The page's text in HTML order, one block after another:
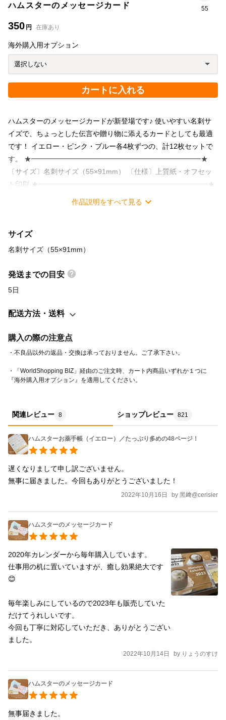
ハムスターのメッセージカード
350 円 在庫あり
55
海外購入用オプション
カートに入れる
ハムスターのメッセージカードが新登場です♪ 使いやすい名刺サ
イズで、ちょっとした伝言や贈り物に添えるカードとしても最適
です！ イエロー・ピンク・ブルー各4枚ずつの、計12枚セットで
す。 ★━━━━━━━━━━━━━━━━━━━━━━━━★
〔サイズ〕名刺サイズ（55×91mm） 〔仕様〕上質紙・オフセッ
ト印刷 ★━━━━━━━━━━━━━━━━━━━━━━━━★
作品説明をすべて見る
サイズ
名刺サイズ（55×91mm）
発送までの目安
5日
配送方法・送料
購入の際の注意点
・「WorldShopping BIZ」経由のご注文時、カート内商品いずれか１つに
『海外購入用オプション』を適用してください。
関連レビュー 8 ショップレビュー 821
ハムスターお薬手帳（イエロー）／たっぷり多めの48ページ！
遅くなりまして申し訳ございません。
無事に届きました。今回もありがとうございました！
2022年10月16日 by 黑﨑@cerisier
ハムスターのメッセージカード
2020年カレンダーから毎年購入しています。
仕事用の机に置いていますが、癒し効果絶大です
😊
毎年楽しみにしているので2023年も販売していた
だけてうれしいです。
今回も丁寧に対応していただき、ありがとうござい
ました。
2022年10月14日 by りょうのすけ
ハムスターのメッセージカード
無事届きました。